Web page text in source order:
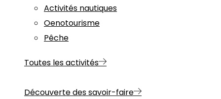
Activités nautiques
Oenotourisme
Pêche
Toutes les activités
Découverte des savoir-faire